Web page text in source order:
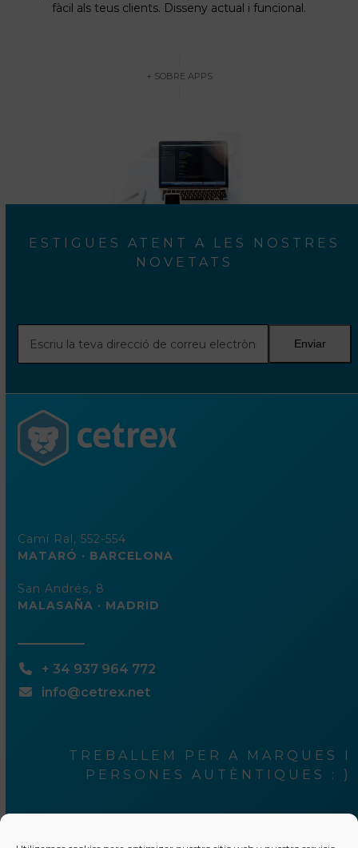
fàcil als teus clients. Disseny actual i funcional.
+ SOBRE APPS
ESTIGUES ATENT A LES NOSTRES
NOVETATS
teva
correu
electrònic
Enviar
Camí Ral, 552-554
MATARÓ · BARCELONA
San Andrés, 8
MALASAÑA · MADRID
+ 34 937 964 772
info@cetrex.net
TREBALLEM PER A MARQUES I
PERSONES AUTÈNTIQUES : )